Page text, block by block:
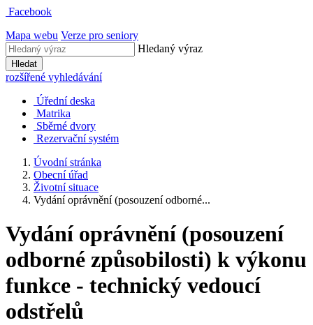
Facebook
Mapa webu Verze pro seniory
Hledaný výraz
Hledat
rozšířené vyhledávání
Úřední deska
Matrika
Sběrné dvory
Rezervační systém
Úvodní stránka
Obecní úřad
Životní situace
Vydání oprávnění (posouzení odborné...
Vydání oprávnění (posouzení
odborné způsobilosti) k výkonu
funkce - technický vedoucí
odstřelů